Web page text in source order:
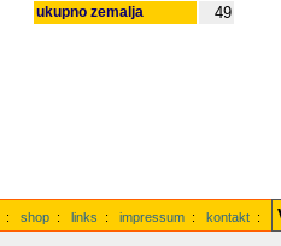
ukupno zemalja 49
: shop : links : impressum : kontakt :